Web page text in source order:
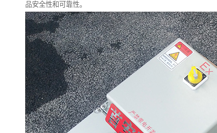
品安全性和可靠性。